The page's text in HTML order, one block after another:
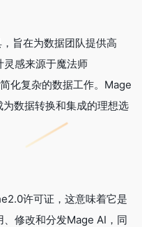
旨在为数据团队提供高
灵感来源于魔法师
化复杂的数据工作。Mage
数据转换和集成的理想选
许可证，这意味着它是
修改和分发Mage AI，同